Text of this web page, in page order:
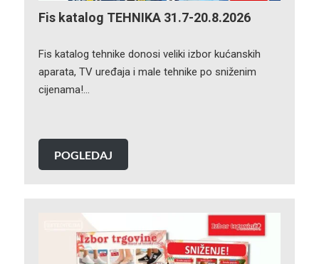
Fis katalog TEHNIKA 31.7-20.8.2026
Fis katalog tehnike donosi veliki izbor kućanskih
aparata, TV uređaja i male tehnike po sniženim
cijenama!…
POGLEDAJ